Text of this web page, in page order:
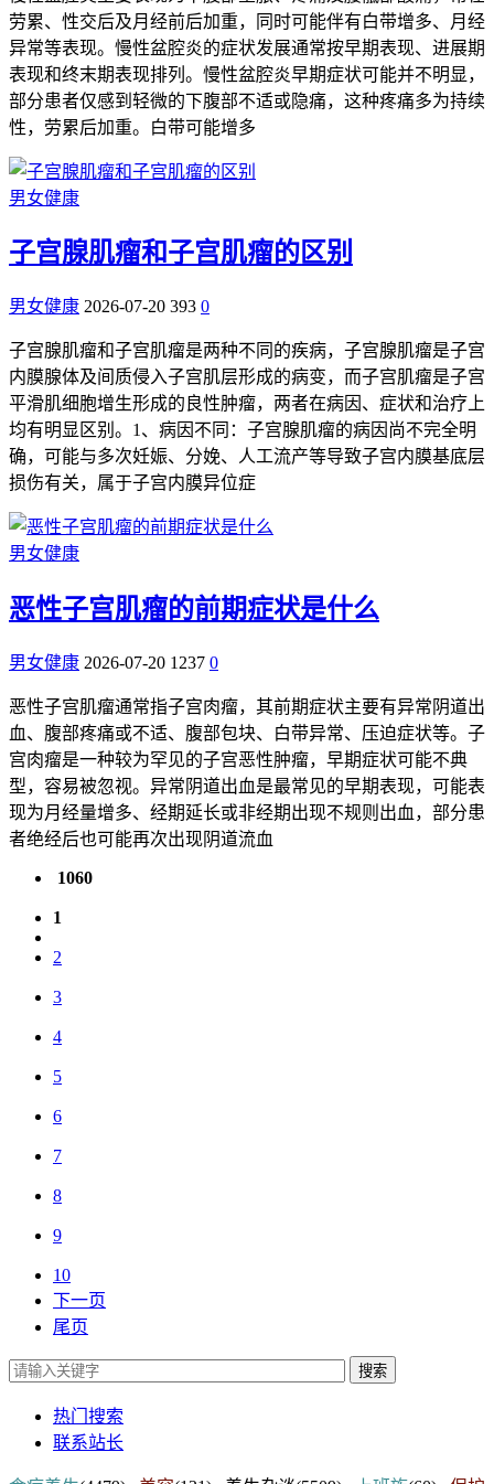
劳累、性交后及月经前后加重，同时可能伴有白带增多、月经
异常等表现。慢性盆腔炎的症状发展通常按早期表现、进展期
表现和终末期表现排列。慢性盆腔炎早期症状可能并不明显，
部分患者仅感到轻微的下腹部不适或隐痛，这种疼痛多为持续
性，劳累后加重。白带可能增多
男女健康
子宫腺肌瘤和子宫肌瘤的区别
男女健康 2026-07-20 393 0
子宫腺肌瘤和子宫肌瘤是两种不同的疾病，子宫腺肌瘤是子宫
内膜腺体及间质侵入子宫肌层形成的病变，而子宫肌瘤是子宫
平滑肌细胞增生形成的良性肿瘤，两者在病因、症状和治疗上
均有明显区别。1、病因不同：子宫腺肌瘤的病因尚不完全明
确，可能与多次妊娠、分娩、人工流产等导致子宫内膜基底层
损伤有关，属于子宫内膜异位症
男女健康
恶性子宫肌瘤的前期症状是什么
男女健康 2026-07-20 1237 0
恶性子宫肌瘤通常指子宫肉瘤，其前期症状主要有异常阴道出
血、腹部疼痛或不适、腹部包块、白带异常、压迫症状等。子
宫肉瘤是一种较为罕见的子宫恶性肿瘤，早期症状可能不典
型，容易被忽视。异常阴道出血是最常见的早期表现，可能表
现为月经量增多、经期延长或非经期出现不规则出血，部分患
者绝经后也可能再次出现阴道流血
1060
1
2
3
4
5
6
7
8
9
10
下一页
尾页
搜索
热门搜索
联系站长